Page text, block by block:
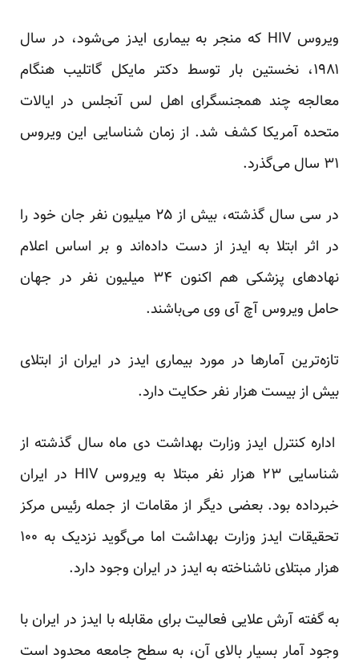
ویروس HIV که منجر به بیماری ایدز می‌شود، در سال
۱۹۸۱، نخستین بار توسط دکتر مایکل گاتلیب هنگام
معالجه چند همجنسگرای اهل لس آنجلس در ایالات
متحده آمریکا کشف شد. از زمان شناسایی این ویروس
۳۱ سال می‌گذرد.
در سی سال گذشته، بیش از ۲۵ میلیون نفر جان خود را
در اثر ابتلا به ایدز از دست داده‌اند و بر اساس اعلام
نهادهای پزشکی هم اکنون ۳۴ میلیون نفر در جهان
حامل ویروس آچ آی وی می‌باشند.
تازه‌ترین آمار‌ها در مورد بیماری ایدز در ایران از ابتلای
بیش از بیست هزار نفر حکایت دارد.
اداره کنترل ایدز وزارت بهداشت دی ماه سال گذشته از
شناسایی ۲۳ هزار نفر مبتلا به ویروس HIV در ایران
خبرداده بود. بعضی دیگر از مقامات از جمله رئیس مرکز
تحقیقات ایدز وزارت بهداشت اما می‌گوید نزدیک به ۱۰۰
هزار مبتلای ناشناخته به ایدز در ایران وجود دارد.
به گفته آرش علایی فعالیت برای مقابله با ایدز در ایران با
وجود آمار بسیار بالای آن، به سطح جامعه محدود است